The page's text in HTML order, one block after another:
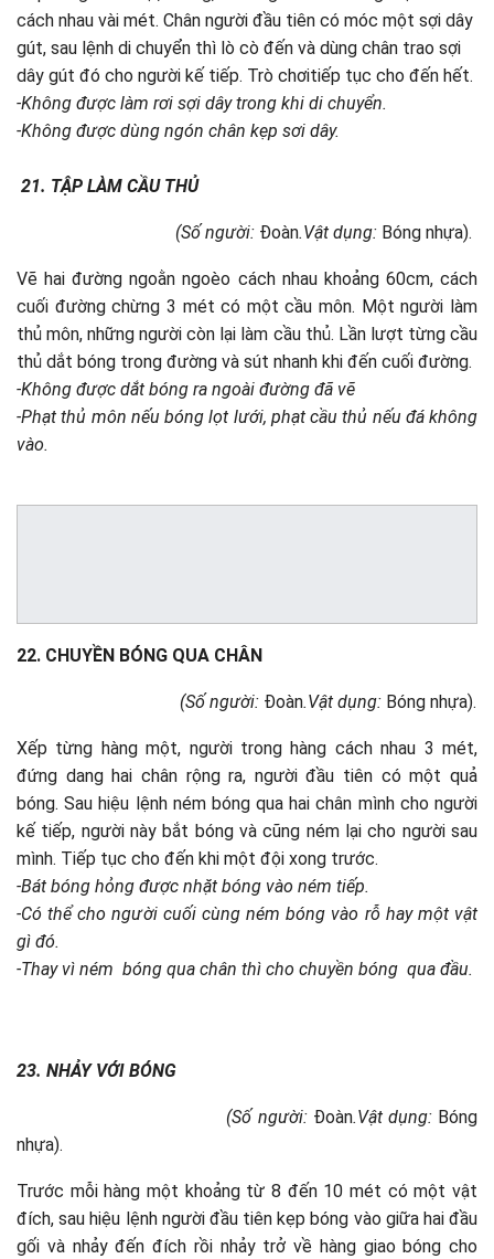
cách nhau vài mét. Chân người đầu tiên có móc một sợi dây
gút, sau lệnh di chuyển thì lò cò đến và dùng chân trao sợi
dây gút đó cho người kế tiếp. Trò chơitiếp tục cho đến hết.
-Không được làm rơi sợi dây trong khi di chuyển.
-Không được dùng ngón chân kẹp sơi dây.
21. TẬP LÀM CẦU THỦ
(Số người: Đoàn.Vật dụng: Bóng nhựa).
Vẽ hai đường ngoằn ngoèo cách nhau khoảng 60cm, cách
cuối đường chừng 3 mét có một cầu môn. Một người làm
thủ môn, những người còn lại làm cầu thủ. Lần lượt từng cầu
thủ dắt bóng trong đường và sút nhanh khi đến cuối đường.
-Không được dắt bóng ra ngoài đường đã vẽ
-Phạt thủ môn nếu bóng lọt lưới, phạt cầu thủ nếu đá không
vào.
22. CHUYỀN BÓNG QUA CHÂN
(Số người: Đoàn.Vật dụng: Bóng nhựa).
Xếp từng hàng một, người trong hàng cách nhau 3 mét,
đứng dang hai chân rộng ra, người đầu tiên có một quả
bóng. Sau hiệu lệnh ném bóng qua hai chân mình cho người
kế tiếp, người này bắt bóng và cũng ném lại cho người sau
mình. Tiếp tục cho đến khi một đội xong trước.
-Bát bóng hỏng được nhặt bóng vào ném tiếp.
-Có thể cho người cuối cùng ném bóng vào rỗ hay một vật
gì đó.
-Thay vì ném bóng qua chân thì cho chuyền bóng qua đầu.
23. NHẢY VỚI BÓNG
(Số người: Đoàn.Vật dụng: Bóng
nhựa).
Trước mỗi hàng một khoảng từ 8 đến 10 mét có một vật
đích, sau hiệu lệnh người đầu tiên kẹp bóng vào giữa hai đầu
gối và nhảy đến đích rồi nhảy trở về hàng giao bóng cho